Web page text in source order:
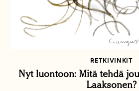
RETKIVINKIT
Nyt luontoon: Mitä tehdä
Laaksonen?